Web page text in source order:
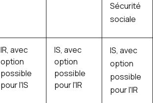
Sécurité
sociale
IR, avec
option
possible
pour l'IS
IS, avec
option
possible
pour l'IR
IS, avec
option
possible
pour l'IR